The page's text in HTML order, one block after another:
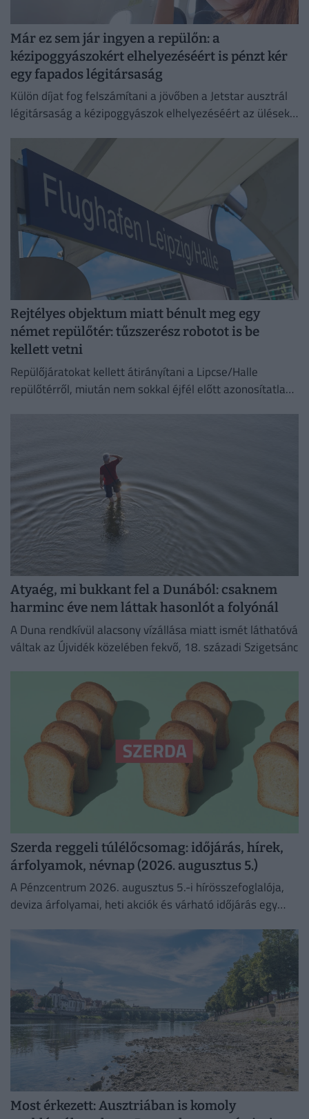
Már ez sem jár ingyen a repülőn: a
kézipoggyászokért elhelyezéséért is pénzt kér
egy fapados légitársaság
Külön díjat fog felszámítani a jövőben a Jetstar ausztrál
légitársaság a kézipoggyászok elhelyezéséért az ülések
Rejtélyes objektum miatt bénult meg egy
német repülőtér: tűzszerész robotot is be
kellett vetni
Repülőjáratokat kellett átirányítani a Lipcse/Halle
repülőtérről, miután nem sokkal éjfél előtt azonosítatlan
Atyaég, mi bukkant fel a Dunából: csaknem
harminc éve nem láttak hasonlót a folyónál
A Duna rendkívül alacsony vízállása miatt ismét láthatóvá
váltak az Újvidék közelében fekvő, 18. századi Szigetsánc
Szerda reggeli túlélőcsomag: időjárás, hírek,
árfolyamok, névnap (2026. augusztus 5.)
A Pénzcentrum 2026. augusztus 5.-i hírösszefoglalója,
deviza árfolyamai, heti akciók és várható időjárás egy
Most érkezett: Ausztriában is komoly